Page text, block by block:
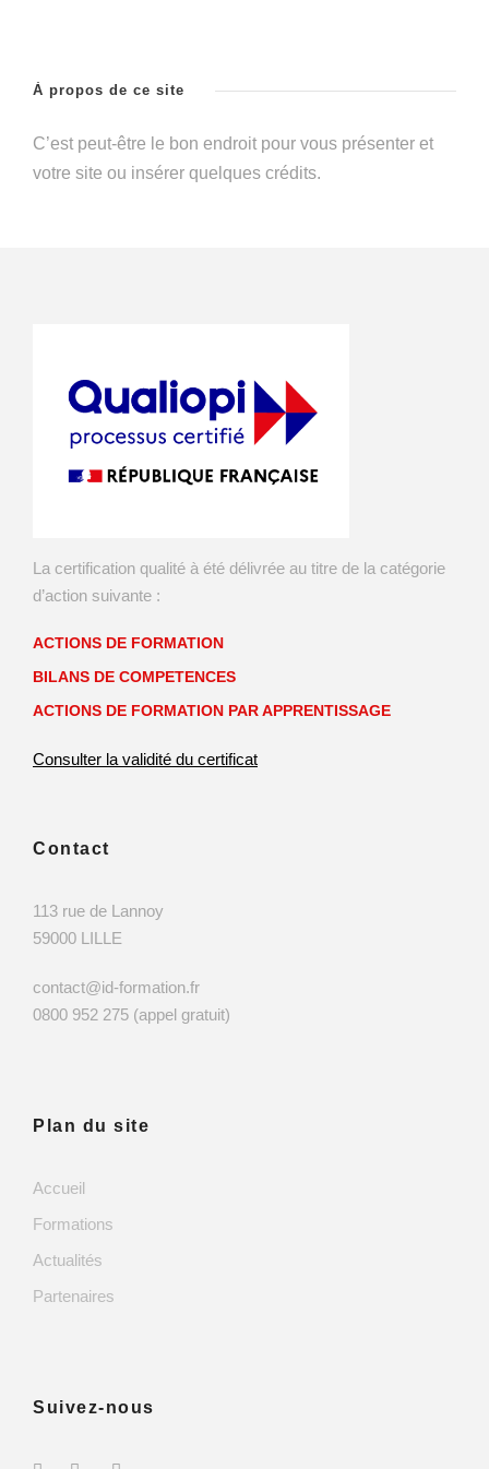
À propos de ce site
C’est peut-être le bon endroit pour vous présenter et
votre site ou insérer quelques crédits.
La certification qualité à été délivrée au titre de la catégorie
d’action suivante :
ACTIONS DE FORMATION
BILANS DE COMPETENCES
ACTIONS DE FORMATION PAR APPRENTISSAGE
Consulter la validité du certificat
Contact
113 rue de Lannoy
59000 LILLE
contact@id-formation.fr
0800 952 275 (appel gratuit)
Plan du site
Accueil
Formations
Actualités
Partenaires
Suivez-nous